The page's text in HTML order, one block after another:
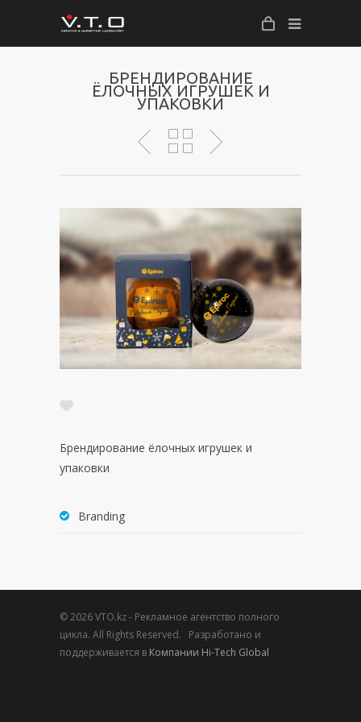
БРЕНДИРОВАНИЕ
ЁЛОЧНЫХ ИГРУШЕК И
УПАКОВКИ
Брендирование ёлочных игрушек и
упаковки
Branding
© 2026 VTO.kz - Рекламное агентство полного
цикла. All Rights Reserved. Разработано и
поддерживается в Компании Hi-Tech Global